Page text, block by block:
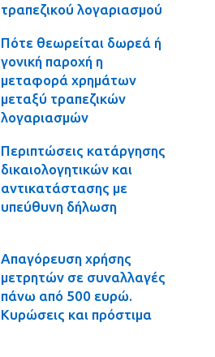
τραπεζικού λογαριασμού
Πότε θεωρείται δωρεά ή
γονική παροχή η
μεταφορά χρημάτων
μεταξύ τραπεζικών
λογαριασμών
Περιπτώσεις κατάργησης
δικαιολογητικών και
αντικατάστασης με
υπεύθυνη δήλωση
Απαγόρευση χρήσης
μετρητών σε συναλλαγές
πάνω από 500 ευρώ.
Κυρώσεις και πρόστιμα